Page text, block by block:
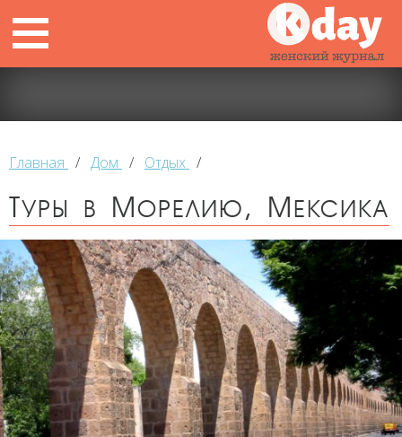
Главная / Дом / Отдых /
Туры в Морелию, Мексика